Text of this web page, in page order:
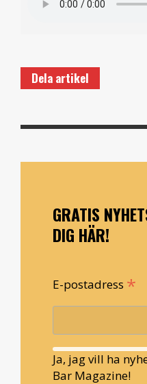
Dela artikel
GRATIS
DIG HÄR!
E-postadress *
Ja, jag vill ha
Bar Magazine!